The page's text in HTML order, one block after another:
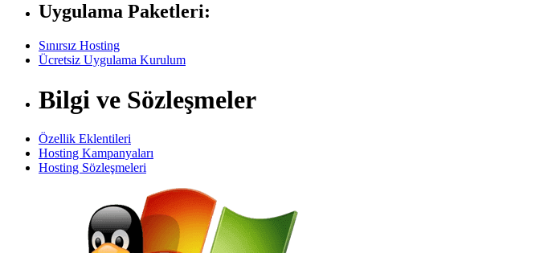
Uygulama Paketleri:
Sınırsız Hosting
Ücretsiz Uygulama Kurulum
Bilgi ve Sözleşmeler
Özellik Eklentileri
Hosting Kampanyaları
Hosting Sözleşmeleri